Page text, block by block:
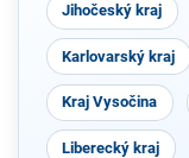
Jihočeský kraj
Karlovarský kraj
Kraj Vysočina
Liberecký kraj